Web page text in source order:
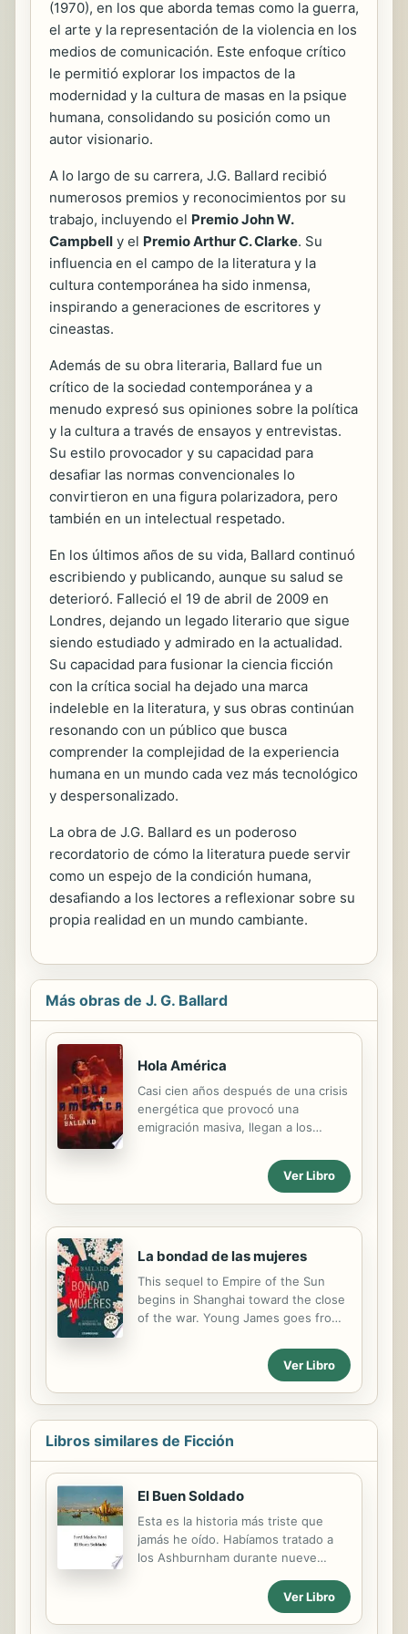
(1970), en los que aborda temas como la guerra,
el arte y la representación de la violencia en los
medios de comunicación. Este enfoque crítico
le permitió explorar los impactos de la
modernidad y la cultura de masas en la psique
humana, consolidando su posición como un
autor visionario.
A lo largo de su carrera, J.G. Ballard recibió
numerosos premios y reconocimientos por su
trabajo, incluyendo el Premio John W.
Campbell y el Premio Arthur C. Clarke. Su
influencia en el campo de la literatura y la
cultura contemporánea ha sido inmensa,
inspirando a generaciones de escritores y
cineastas.
Además de su obra literaria, Ballard fue un
crítico de la sociedad contemporánea y a
menudo expresó sus opiniones sobre la política
y la cultura a través de ensayos y entrevistas.
Su estilo provocador y su capacidad para
desafiar las normas convencionales lo
convirtieron en una figura polarizadora, pero
también en un intelectual respetado.
En los últimos años de su vida, Ballard continuó
escribiendo y publicando, aunque su salud se
deterioró. Falleció el 19 de abril de 2009 en
Londres, dejando un legado literario que sigue
siendo estudiado y admirado en la actualidad.
Su capacidad para fusionar la ciencia ficción
con la crítica social ha dejado una marca
indeleble en la literatura, y sus obras continúan
resonando con un público que busca
comprender la complejidad de la experiencia
humana en un mundo cada vez más tecnológico
y despersonalizado.
La obra de J.G. Ballard es un poderoso
recordatorio de cómo la literatura puede servir
como un espejo de la condición humana,
desafiando a los lectores a reflexionar sobre su
propia realidad en un mundo cambiante.
Más obras de J. G. Ballard
Hola América
Casi cien años después de una crisis
energética que provocó una
emigración masiva, llegan a los
Apollo, un barco europeo que
pretende descubrir el origen de una
desierto, los expedicionarios hallarán
del pasado. Al final de su viaje, 46
presidentes los esperan en un
escenario fantasmagórico en la
ciudad de Las Vegas. A partir de
todo ello, redescubrirán el sueño (y
Ver Libro
La bondad de las mujeres
This sequel to Empire of the Sun
begins in Shanghai toward the close
of the war. Young James goes from
sudden tragedy shatters his idyllic
world, it's through the kindness of
women in his life that he's led to
confront the traumas of his
Ver Libro
Libros similares de Ficción
El Buen Soldado
Esta es la historia más triste que
jamás he oído. Habíamos tratado a
los Ashburnham durante nueve
con gran intimidad..., O, más bien,
habíamos mantenido con ellos unas
Ver Libro